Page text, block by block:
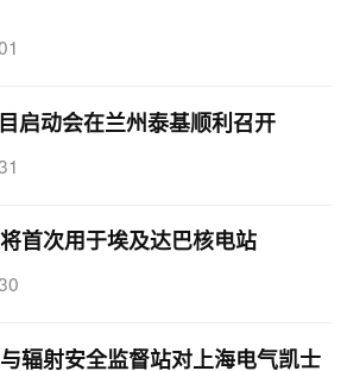
启动会在兰州泰基顺利召开
首次用于埃及达巴核电站
辐射安全监督站对上海电气凯士